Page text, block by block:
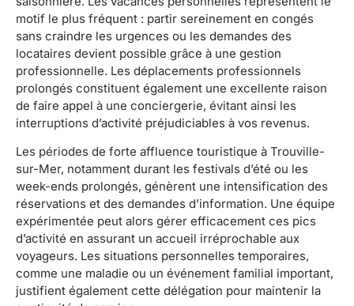
motif le plus fréquent : partir sereinement en congés
sans craindre les urgences ou les demandes des
locataires devient possible grâce à une gestion
professionnelle. Les déplacements professionnels
prolongés constituent également une excellente raison
de faire appel à une conciergerie, évitant ainsi les
interruptions d’activité préjudiciables à vos revenus.
Les périodes de forte affluence touristique à Trouville-
sur-Mer, notamment durant les festivals d’été ou les
week-ends prolongés, génèrent une intensification des
réservations et des demandes d’information. Une équipe
expérimentée peut alors gérer efficacement ces pics
d’activité en assurant un accueil irréprochable aux
voyageurs. Les situations personnelles temporaires,
comme une maladie ou un événement familial important,
justifient également cette délégation pour maintenir la